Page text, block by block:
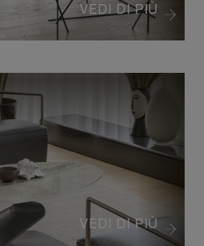
VEDI DI PIÙ
VEDI DI PIÙ